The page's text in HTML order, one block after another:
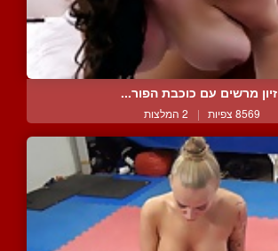
זיון מרשים עם כוכבת הפור...
8569 צפיות | 2 המלצות